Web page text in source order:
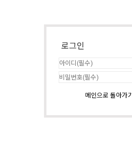
로그인
메인으로 돌아가기